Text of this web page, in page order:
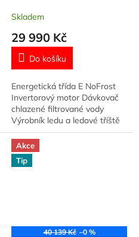
Skladem
29 990 Kč
Do košíku
Energetická třída E NoFrost
Invertorový motor Dávkovač
chlazené filtrované vody
Výrobník ledu a ledové tříště
Rozměry (VxŠxH): 177x90x66
cm
Akce
Tip
40 139 Kč –0 %